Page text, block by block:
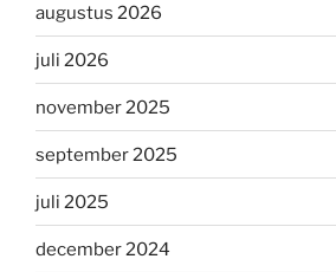
augustus 2026
juli 2026
november 2025
september 2025
juli 2025
december 2024